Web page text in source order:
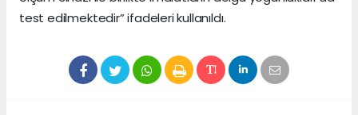
test edilmektedir” ifadeleri kullanıldı.